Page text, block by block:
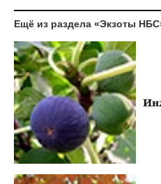
Ещё из раздела «Экзоты